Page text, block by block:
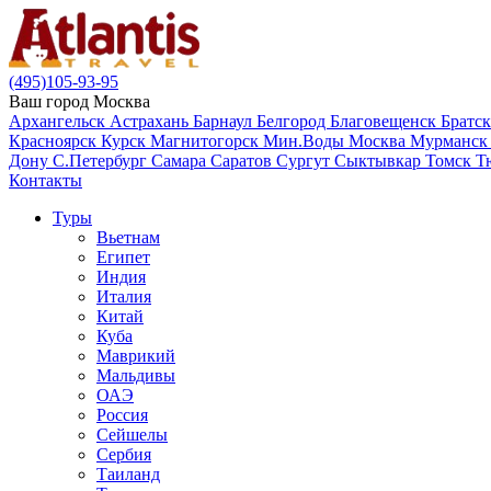
(495)105-93-95
Ваш город Москва
Архангельск Астрахань Барнаул Белгород Благовещенск
Красноярск Курск Магнитогорск Мин.Воды Москва Мурманск
Дону С.Петербург Самара Саратов Сургут Сыктывкар Томск
Контакты
Туры
Вьетнам
Египет
Индия
Италия
Китай
Куба
Маврикий
Мальдивы
ОАЭ
Россия
Сейшелы
Сербия
Таиланд